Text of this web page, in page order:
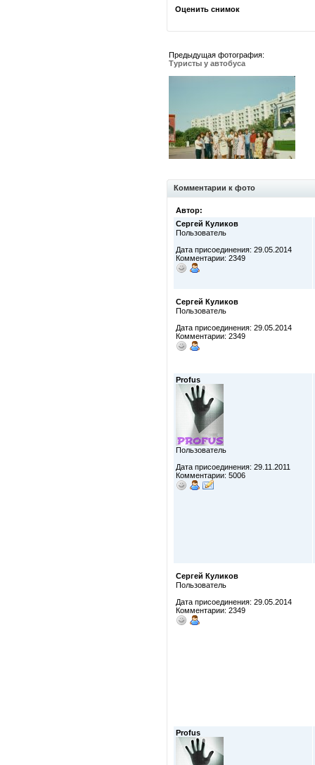
Оценить снимок
Предыдущая фотография:
Туристы у автобуса
Комментарии к фото
Автор:
Сергей Куликов
Пользователь
Дата присоединения: 29.05.2014
Комментарии: 2349
Сергей Куликов
Пользователь
Дата присоединения: 29.05.2014
Комментарии: 2349
Profus
Пользователь
Дата присоединения: 29.11.2011
Комментарии: 5006
Сергей Куликов
Пользователь
Дата присоединения: 29.05.2014
Комментарии: 2349
Profus